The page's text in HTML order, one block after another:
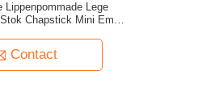
Lippenpommade Lege
Chapstick Mini Empty
Contact